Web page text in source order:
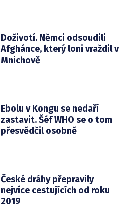
Doživotí. Němci odsoudili
Afghánce, který loni vraždil v
Mnichově
Ebolu v Kongu se nedaří
zastavit. Šéf WHO se o tom
přesvědčil osobně
České dráhy přepravily
nejvíce cestujících od roku
2019